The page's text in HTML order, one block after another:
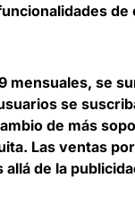
de
mensuales, se
se
de más
Las ventas
de la